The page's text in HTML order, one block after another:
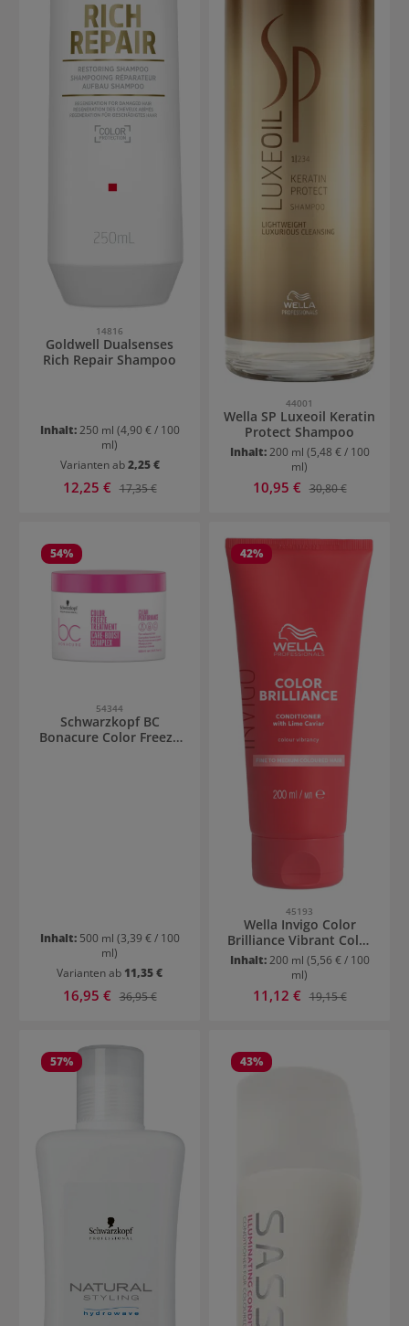
14816
Goldwell Dualsenses
Rich Repair Shampoo
Inhalt:250 ml (4,90 € / 100
ml)
Varianten ab2,25 €
Verkaufspreis:
12,25 € Regulärer Preis:
17,35 €
44001
Wella SP Luxeoil Keratin
Protect Shampoo
Inhalt:200 ml (5,48 € / 100
ml)
Verkaufspreis:
10,95 € Regulärer Preis:
30,80 €
54%
54344
Schwarzkopf BC
Bonacure Color Freeze
Inhalt: 500 ml (3,39 € / 100
ml)
Varianten ab 11,35 €
Verkaufspreis:
16,95 € Regulärer Preis:
36,95 €
42%
45193
Wella Invigo Color
Brilliance Vibrant Color
Conditioner feines Haar
Inhalt:200 ml (5,56 € / 100
ml)
Verkaufspreis:
11,12 € Regulärer Preis:
19,15 €
57% 43%